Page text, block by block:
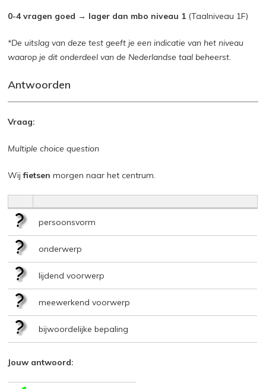
0-4 vragen goed → lager dan mbo niveau 1 (Taalniveau 1F)
*De uitslag van deze test geeft je een indicatie van het niveau
waarop je dit onderdeel van de Nederlandse taal beheerst.
Antwoorden
Vraag:
Multiple choice question
Wijfietsen morgen naar het centrum.
persoonsvorm
onderwerp
lijdend voorwerp
meewerkend voorwerp
bijwoordelijke bepaling
Jouw antwoord: